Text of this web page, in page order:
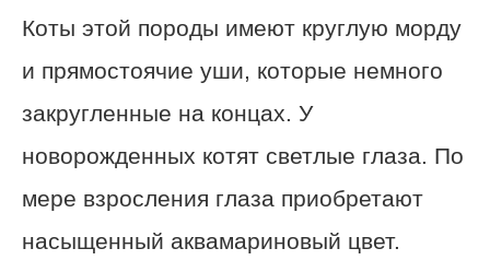
Коты этой породы имеют круглую морду
и прямостоячие уши, которые немного
закругленные на концах. У
новорожденных котят светлые глаза. По
мере взросления глаза приобретают
насыщенный аквамариновый цвет.